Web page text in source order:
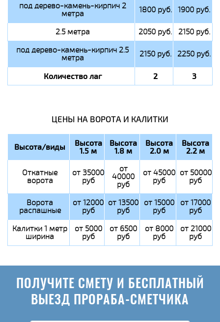
под дерево-камень-кирпич 2
метра 1800 руб. 1900 руб.
2.5 метра 2050 руб.
2150 руб.
под дерево-камень-кирпич 2.5
метра 2150 руб. 2250 руб.
Количество лаг 2 3
ЦЕНЫ НА ВОРОТА И КАЛИТКИ
Высота/виды Высота
1.5 м
Высота
1.8 м
Высота
2.0 м
Высота
2.2 м
Откатные
ворота
от 35000
руб
от
40000
руб
от 45000
руб
от 50000
руб
Ворота
распашные
от 12000
руб
от 13500
руб
от 15000
руб
от 17000
руб
Калитки 1 метр
ширина
от 5000
руб
от 6500
руб
от 8000
руб
от 21000
руб
ПОЛУЧИТЕ СМЕТУ И БЕСПЛАТНЫЙ
ВЫЕЗД ПРОРАБА-СМЕТЧИКА